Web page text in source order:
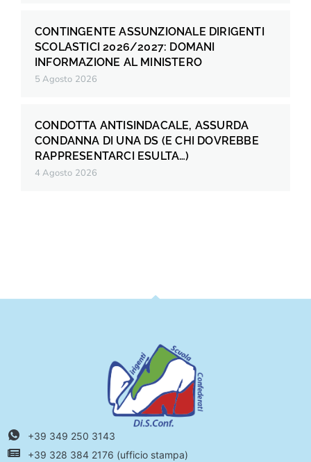
CONTINGENTE ASSUNZIONALE DIRIGENTI
SCOLASTICI 2026/2027: DOMANI
INFORMAZIONE AL MINISTERO
5 Agosto 2026
CONDOTTA ANTISINDACALE, ASSURDA
CONDANNA DI UNA DS (E CHI DOVREBBE
RAPPRESENTARCI ESULTA…)
4 Agosto 2026
+39 349 250 3143
+39 328 384 2176 (ufficio stampa)